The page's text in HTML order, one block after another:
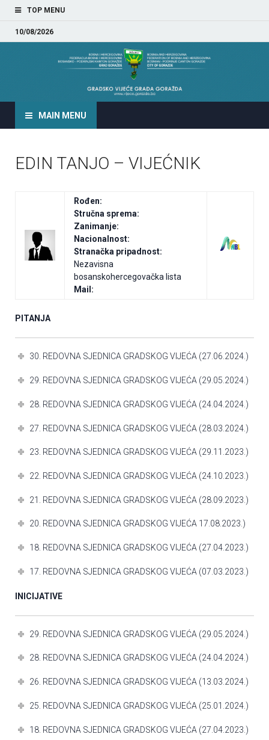
TOP MENU
10/08/2026
GRADSKO VIJEĆE GRADA
MAIN MENU
EDIN TANJO – VIJEĆNIK
Rođen:
Stručna sprema:
Zanimanje:
Nacionalnost:
Stranačka pripadnost:
Nezavisna
bosanskohercegovačka lista
Mail:
PITANJA
30. REDOVNA SJEDNICA GRADSKOG VIJEĆA (27.06.2024.)
29. REDOVNA SJEDNICA GRADSKOG VIJEĆA (29.05.2024.)
28. REDOVNA SJEDNICA GRADSKOG VIJEĆA (24.04.2024.)
27. REDOVNA SJEDNICA GRADSKOG VIJEĆA (28.03.2024.)
23. REDOVNA SJEDNICA GRADSKOG VIJEĆA (29.11.2023.)
22. REDOVNA SJEDNICA GRADSKOG VIJEĆA (24.10.2023.)
21. REDOVNA SJEDNICA GRADSKOG VIJEĆA (28.09.2023.)
20. REDOVNA SJEDNICA GRADSKOG VIJEĆA 17.08.2023.)
18. REDOVNA SJEDNICA GRADSKOG VIJEĆA (27.04.2023.)
17. REDOVNA SJEDNICA GRADSKOG VIJEĆA (07.03.2023.)
INICIJATIVE
29. REDOVNA SJEDNICA GRADSKOG VIJEĆA (29.05.2024.)
28. REDOVNA SJEDNICA GRADSKOG VIJEĆA (24.04.2024.)
26. REDOVNA SJEDNICA GRADSKOG VIJEĆA (13.03.2024.)
25. REDOVNA SJEDNICA GRADSKOG VIJEĆA (25.01.2024.)
18. REDOVNA SJEDNICA GRADSKOG VIJEĆA (27.04.2023.)